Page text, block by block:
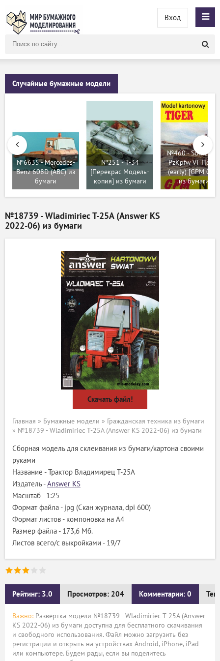
сайту
Вход
Случайные бумажные модели
№6635 - Mercedes-
Benz 608D (АВС) из
бумаги
№251 - Т-34
[Перекрас Модель-
копия] из бумаги
№460 - SdKfz
PzKpfw VI Tiger I
(early) [GPM 088]
из бумаги
№18739 - Wladimiriec T-25A (Answer KS
2022-06) из бумаги
Скачать файл!
Главная » Бумажные модели » Гражданская техника из бумаги
» №18739 - Wladimiriec T-25A (Answer KS 2022-06) из бумаги
Сборная модель для склеивания из бумаги/картона своими
руками
Название - Трактор Владимирец Т-25А
Издатель -Answer KS
Масштаб - 1:25
Формат файла - jpg (Скан журнала, dpi 600)
Формат листов - компоновка на A4
Размер файла - 173,6 Мб.
Листов всего/с выкройками - 19/7
Рейтинг: 3.0 Просмотров: 204 Комментарии: 0
Важно: Развёртка модели №18739 - Wladimiriec T-25A (Answer
KS 2022-06) из бумаги доступна для бесплатного скачивания
и свободного использования. Файл можно загрузить без
регистрации и открыть на устройствах Android, iPhone, iPad
или компьютере. Будем рады, если вы поделитесь